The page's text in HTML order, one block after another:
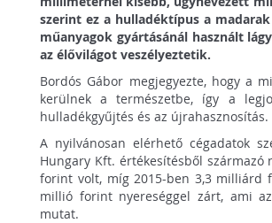
szerint ez a hulladéktípus a
műanyagok gyártásánál használt
az élővilágot veszélyeztetik.
Bordós Gábor megjegyezte, hogy a
kerülnek a természetbe, így a
hulladékgyűjtés és az újrahasznosítás.
A nyilvánosan elérhető cégadatok
Hungary Kft. értékesítésből
forint volt, míg 2015-ben 3,3 milliárd
millió forint nyereséggel zárt, ami
mutat.